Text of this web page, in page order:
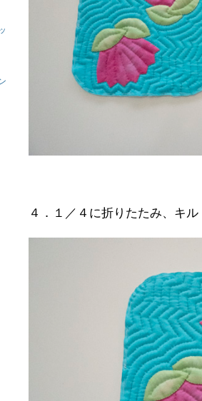
４．１／４に折りたたみ、キ